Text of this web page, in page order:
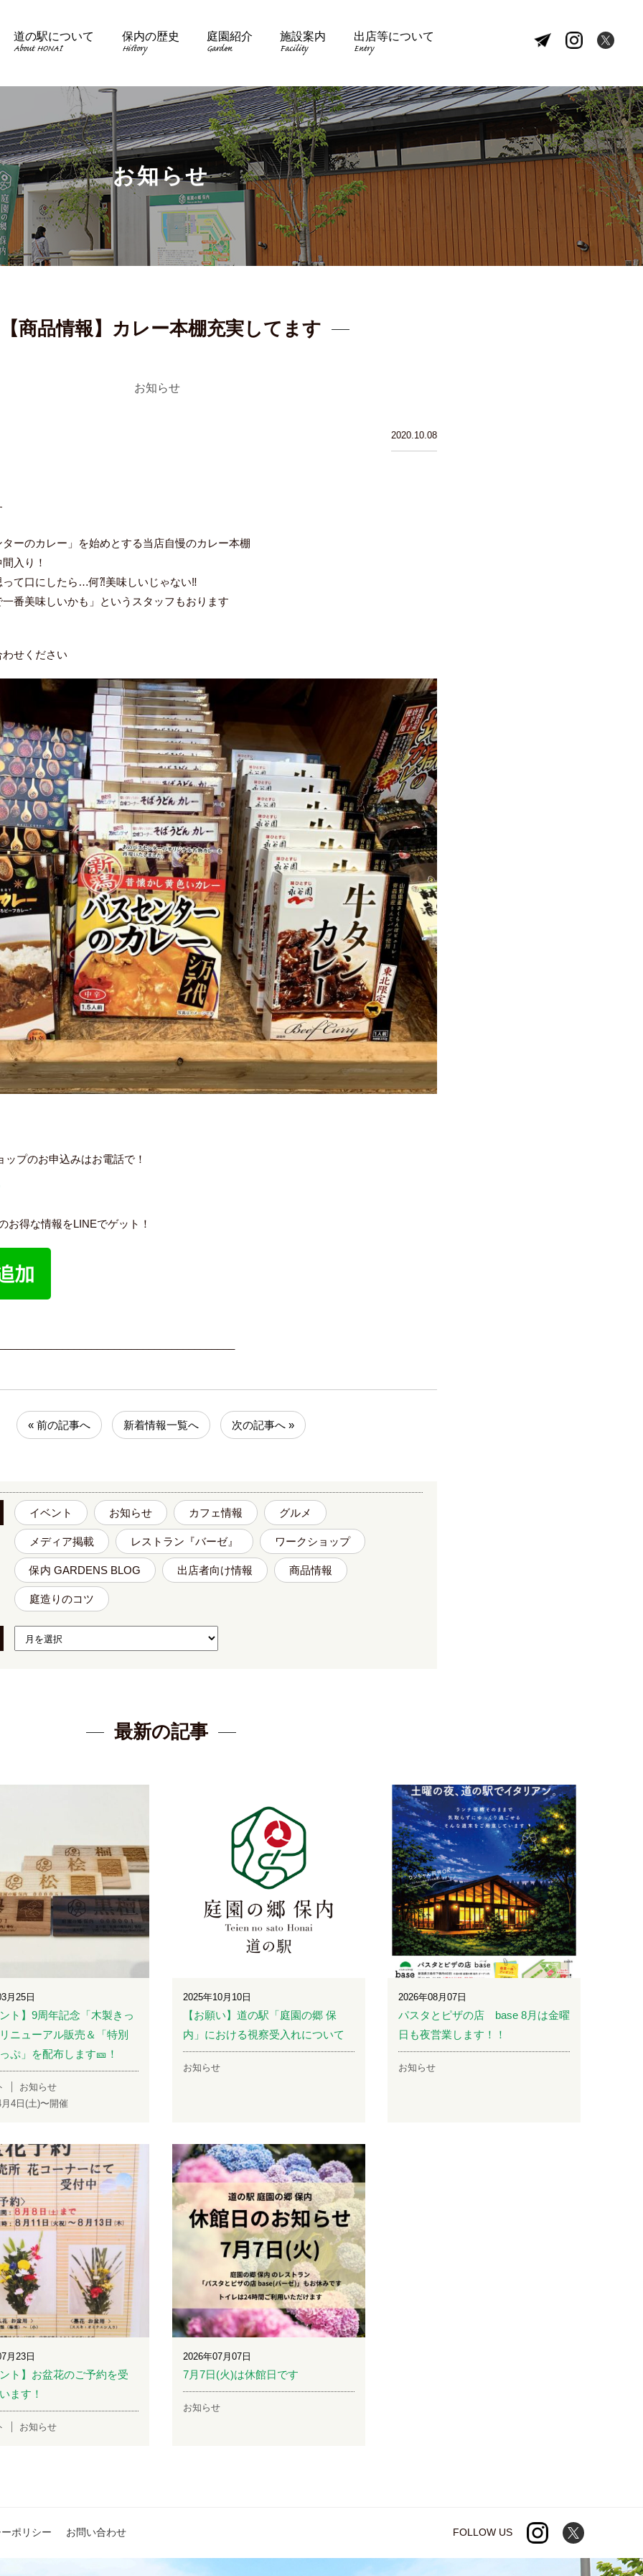
道の駅について
About HONAI
保内の歴史
History
庭園紹介
Garden
施設案内
Facility
出店等について
Entry
お知らせ
【商品情報】カレー本棚充実してます
お知らせ
2020.10.08
ーのカレー」を始めとする当店自慢のカレー本棚
入り！
て口にしたら…何⁈美味しいじゃない‼
一番美味しいかも」というスタッフもおります
せください
プのお申込みはお電話で！
お得な情報をLINEでゲット！
« 前の記事へ 新着情報一覧へ 次の記事へ »
イベント お知らせ カフェ情報 グルメ
メディア掲載 レストラン『バーゼ』 ワークショップ
保内 GARDENS BLOG 出店者向け情報 商品情報
庭造りのコツ
最新の記事
月25日
ント】9周年記念「木製きっ
ニューアル販売＆「特別
ぷ」を配布します🎫！
お知らせ
4日(土)〜開催
2025年10月10日
【お願い】道の駅「庭園の郷 保
内」における視察受入れについて
お知らせ
2026年08月07日
パスタとピザの店 base 8月は金曜
日も夜営業します！！
お知らせ
月23日
ント】お盆花のご予約を受
ます！
お知らせ
2026年07月07日
7月7日(火)は休館日です
お知らせ
ポリシー お問い合わせ FOLLOW US